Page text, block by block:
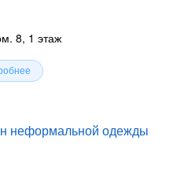
8, 1 этаж
неформальной одежды